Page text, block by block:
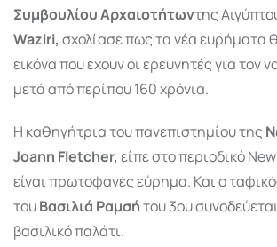
Συμβουλίου Αρχαιοτήτωντης
Waziri, σχολίασε πως τα νέα ευρήματα
εικόνα που έχουν οι ερευνητές για τον
μετά από περίπου 160 χρόνια.
Η καθηγήτρια του πανεπιστημίου της
Joann Fletcher, είπε στο περιοδικό
είναι πρωτοφανές εύρημα. Και ο
τουΒασιλιά Ραμσήτου 3ου
βασιλικό παλάτι.